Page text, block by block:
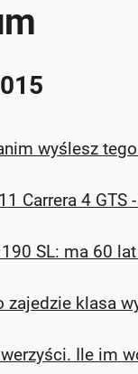
wyślesz
Carrera 4
SL: ma 60
zajedzie klasa
Ile im